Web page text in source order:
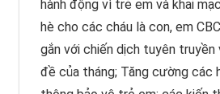
hành động vì trẻ em và khai
hè cho các cháu là con, em
gắn với chiến dịch tuyên truyền
đề của tháng; Tăng cường các